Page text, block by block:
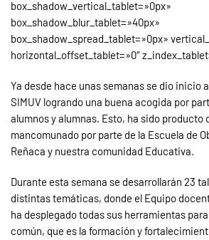
box_shadow_vertical_tablet=»0px»
box_shadow_blur_tablet=»40px»
box_shadow_spread_tablet=»0px»
horizontal_offset_tablet=»0″
Ya desde hace unas semanas se dio inicio
SIMUV logrando una buena acogida por
alumnos y alumnas. Esto, ha sido producto
mancomunado por parte de la Escuela de
Reñaca y nuestra comunidad Educativa.
Durante esta semana se desarrollarán 23
distintas temáticas, donde el Equipo
ha desplegado todas sus herramientas
común, que es la formación y